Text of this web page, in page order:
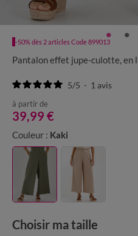
-50% dès 2 articles Code 899013
Pantalon effet jupe-culotte, en
5/5 - 1 avis
à partir de
39,99 €
Couleur : Kaki
Choisir ma taille